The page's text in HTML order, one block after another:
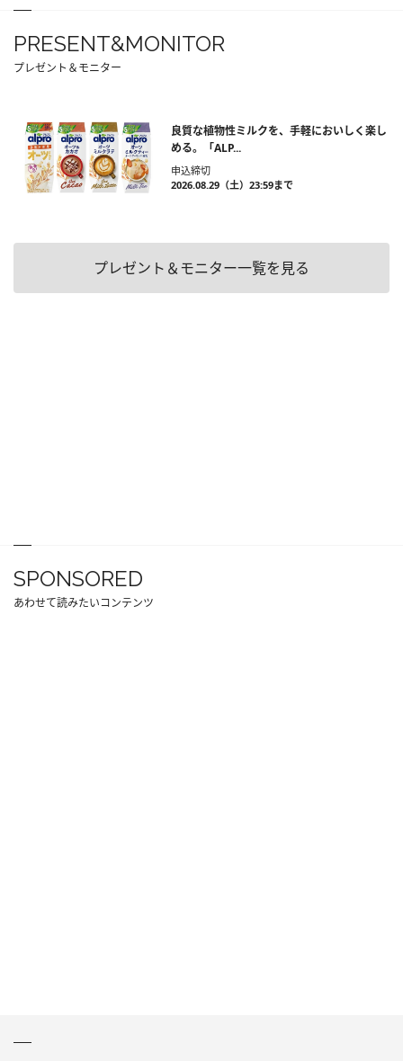
PRESENT&MONITOR
プレゼント＆モニター
良質な植物性ミルクを、手軽においしく楽し
める。「ALP...
申込締切
2026.08.29（土）23:59まで
プレゼント＆モニター一覧を見る
SPONSORED
あわせて読みたいコンテンツ